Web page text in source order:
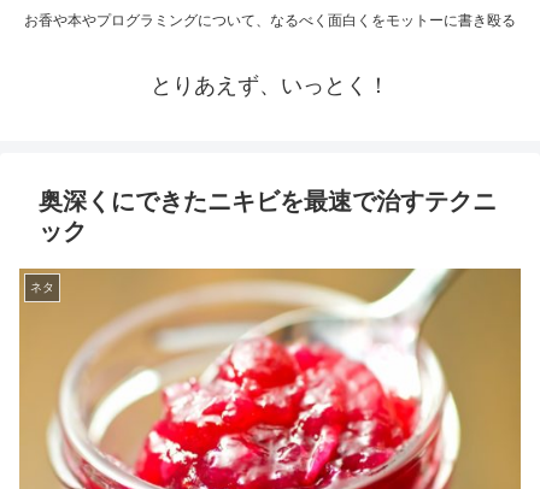
お香や本やプログラミングについて、なるべく面白くをモットーに書き殴る
とりあえず、いっとく！
奥深くにできたニキビを最速で治すテクニ
ック
ネタ